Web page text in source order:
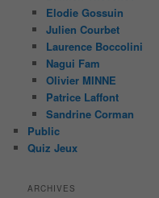
Elodie Gossuin
Julien Courbet
Laurence Boccolini
Nagui Fam
Olivier MINNE
Patrice Laffont
Sandrine Corman
Public
Quiz Jeux
ARCHIVES